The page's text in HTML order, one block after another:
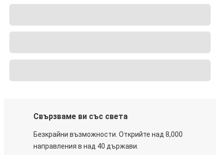
Свързваме ви със света
Безкрайни възможности. Открийте над 8,000
направления в над 40 държави.